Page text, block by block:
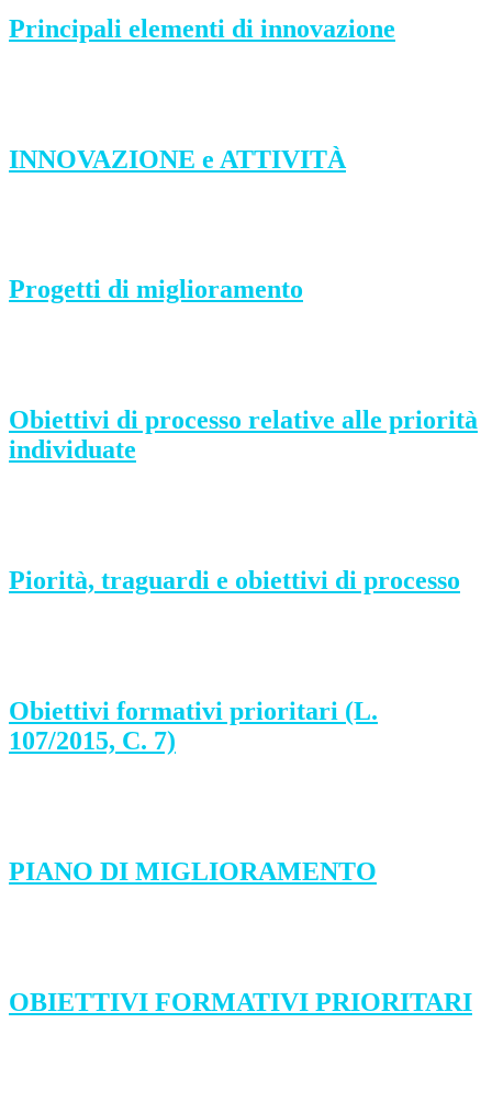
Principali elementi di innovazione
INNOVAZIONE e ATTIVITÀ
Progetti di miglioramento
Obiettivi di processo relative alle priorità
individuate
Piorità, traguardi e obiettivi di processo
Obiettivi formativi prioritari (L.
107/2015, C. 7)
PIANO DI MIGLIORAMENTO
OBIETTIVI FORMATIVI PRIORITARI